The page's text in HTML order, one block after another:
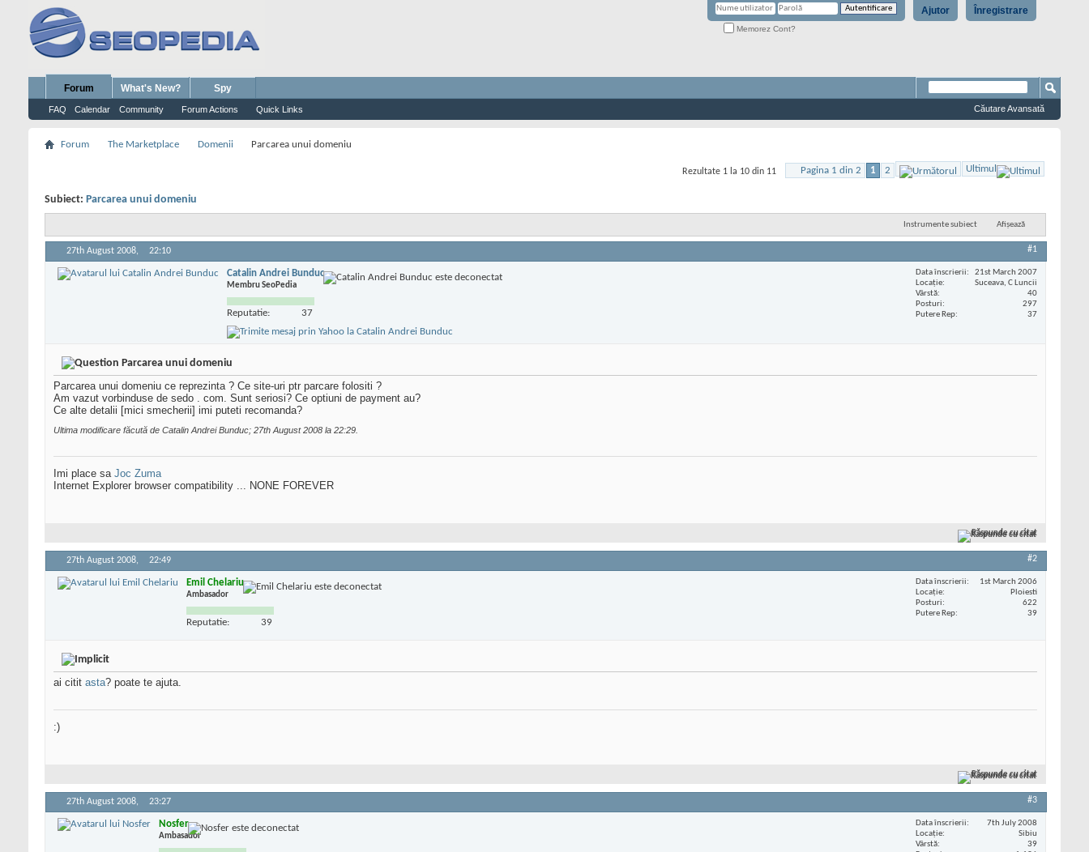
Înregistrare
Ajutor
Memorez Cont?
Forum
FAQ Calendar Community Forum Actions Quick Links
What's New? Spy
Căutare Avansată
Forum The Marketplace Domenii Parcarea unui domeniu
Pagina 1 din 2 1 2 Ultimul
Rezultate 1 la 10 din 11
Subiect: Parcarea unui domeniu
Instrumente subiect Afișează
27th August 2008, 22:10 #1
Catalin Andrei Bunduc
Membru SeoPedia
Reputatie: 37
Data înscrierii
21st March 2007
Locaţie
Suceava, C Luncii
Vârstă
40
Posturi
297
Putere Rep
37
Parcarea unui domeniu
Parcarea unui domeniu ce reprezinta ? Ce site-uri ptr parcare folositi ?
Am vazut vorbinduse de sedo . com. Sunt seriosi? Ce optiuni de payment au?
Ce alte detalii [mici smecherii] imi puteti recomanda?
Ultima modificare făcută de Catalin Andrei Bunduc; 27th August 2008 la 22:29
Imi place sa Joc Zuma
Internet Explorer browser compatibility ... NONE FOREVER
Răspunde cu citat
27th August 2008, 22:49 #2
Emil Chelariu
Ambasador
Reputatie: 39
Data înscrierii
1st March 2006
Locaţie
Ploiesti
Posturi
622
Putere Rep
39
ai citit asta? poate te ajuta.
:)
Răspunde cu citat
27th August 2008, 23:27 #3
Nosfer
Ambasador
Data înscrierii
7th July 2008
Locaţie
Sibiu
Vârstă
39